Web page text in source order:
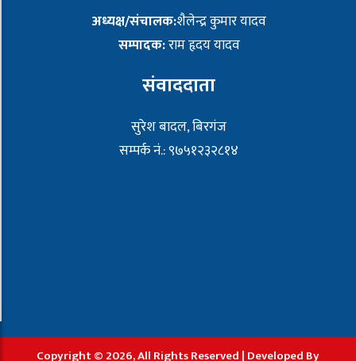
अध्यक्ष/संचालक:शैलेन्द्र कुमार यादव
सम्पादक:राम हृदय यादव
संवाददाता
सुरेश बादल, बिरगंज
सम्पर्क नं.: ९७५१२३२८१४
Copyright © 2026, All Rights Reserved | Developed By